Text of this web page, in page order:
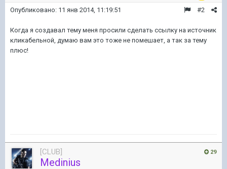
#2
Опубликовано: 11 янв 2014, 11:19:51
Когда я создавал тему меня просили сделать ссылку на источник
кликабельной, думаю вам это тоже не помешает, а так за тему
плюс!
29
[CLUB]
Medinius